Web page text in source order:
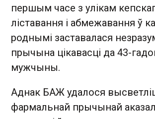
першым часе з улікам
ліставання і абмежавання ў
роднымі заставалася
прычына цікавасці да 43-
мужчыны.
Аднак БАЖ удалося
фармальнай прычынай